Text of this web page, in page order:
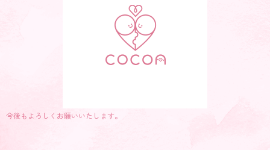
今後もよろしくお願いいたします。